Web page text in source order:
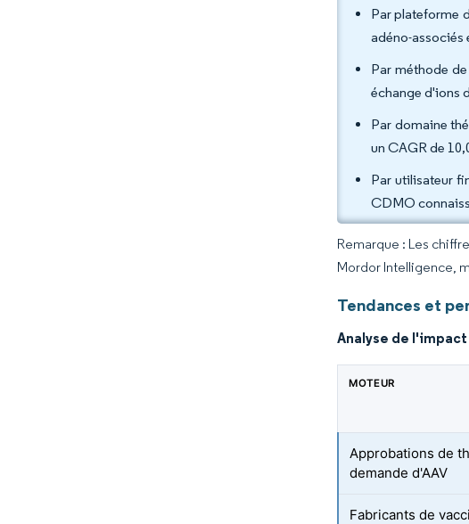
Par plateforme
adéno-associés
Par méthode
échange d'ions
Par domaine
un CAGR de
Par utilisateur
CDMO
Remarque : Les
Mordor Intelligence,
Tendances et
Analyse de
MOTEUR
Approbations de
demande d'AAV
Fabricants de